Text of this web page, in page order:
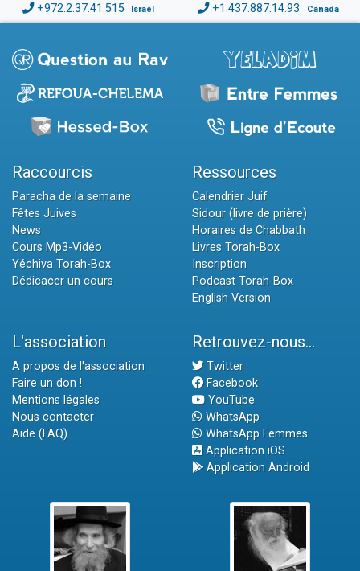
+972.2.37.41.515 Israël +1.437.887.14.93 Canada
Raccourcis
Paracha de la semaine
Fêtes Juives
News
Cours Mp3-Vidéo
Yéchiva Torah-Box
Dédicacer un cours
Ressources
Calendrier Juif
Sidour (livre de prière)
Horaires de Chabbath
Livres Torah-Box
Inscription
Podcast Torah-Box
English Version
L'association
A propos de l'association
Faire un don !
Mentions légales
Nous contacter
Aide (FAQ)
Retrouvez-nous...
Twitter
Facebook
YouTube
WhatsApp
WhatsApp Femmes
Application iOS
Application Android